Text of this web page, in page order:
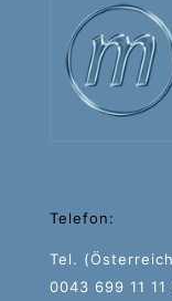
Telefon:
Tel.
0043 699 11 11